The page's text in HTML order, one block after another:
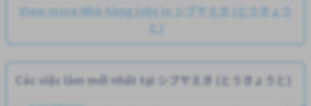
View more Nhà hàng jobs in シブヤえき (とうきょう
と)
Các việc làm mới nhất tại シブヤえき (とうきょうと)